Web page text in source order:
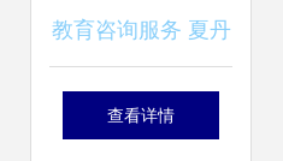
教育咨询服务 夏丹
丹公司的专业实践
查看详情